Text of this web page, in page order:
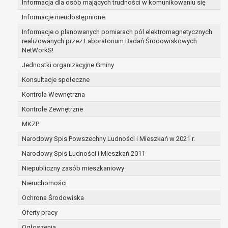
Informacja dla osób mających trudności w komunikowaniu się
Informacje nieudostępnione
Informacje o planowanych pomiarach pól elektromagnetycznych
realizowanych przez Laboratorium Badań Środowiskowych
NetWorkS!
Jednostki organizacyjne Gminy
Konsultacje społeczne
Kontrola Wewnętrzna
Kontrole Zewnętrzne
MKZP
Narodowy Spis Powszechny Ludności i Mieszkań w 2021 r.
Narodowy Spis Ludności i Mieszkań 2011
Niepubliczny zasób mieszkaniowy
Nieruchomości
Ochrona Środowiska
Oferty pracy
zabezpieczenia ewentualnych roszczeń, a w
przypadku wyrażenia zgody na przetwarzanie
danych po zakończeniu i rozliczeniu umowy, do
czasu wycofania tej zgody.
Ponadto w przypadku umów o dofinansowanie
dane osobowe od momentu pozyskania
przechowywane są przez okres wynikający z
umowy o dofinansowanie zawartej między
beneficjentem a określoną instytucją, trwałości
danego projektu i konieczności zachowania
dokumentacji projektu do celów kontrolnych.
W związku z przetwarzaniem przez
administratora danych osobowych przysługuje
Pani/Panu:
prawo dostępu do treści danych oraz
otrzymywania ich kopii na podstawie art. 15
RODO;
prawo do żądania sprostowania danych na
w przypadku gdy: